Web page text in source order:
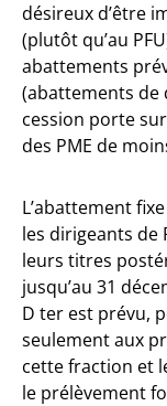
désireux d’être
(plutôt qu’au
abattements
(abattements de
cession porte
des PME de
L’abattement
les dirigeants de
leurs titres
jusqu’au 31
D ter est prévu,
seulement aux
cette fraction et
le prélèvement